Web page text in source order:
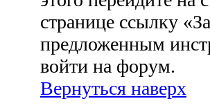
странице ссылку
предложенным
войти на форум.
Вернуться наверх